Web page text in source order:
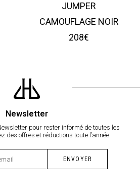
JUMPER
CAMOUFLAGE NOIR
208€
Newsletter
pour rester informé de toutes les
des offres et réductions toute l’année.